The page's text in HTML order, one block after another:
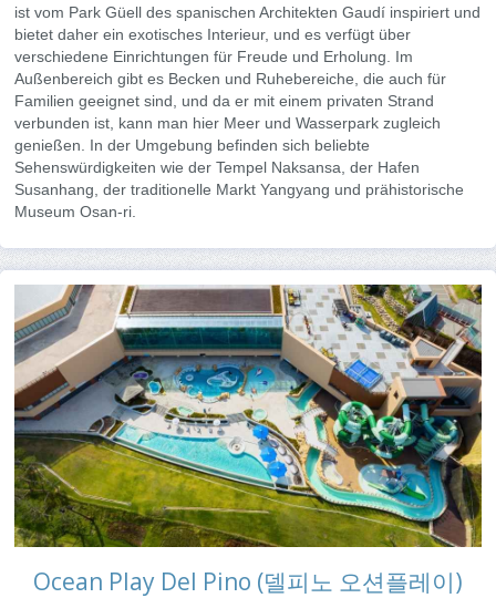
ist vom Park Güell des spanischen Architekten Gaudí inspiriert und
bietet daher ein exotisches Interieur, und es verfügt über
verschiedene Einrichtungen für Freude und Erholung. Im
Außenbereich gibt es Becken und Ruhebereiche, die auch für
Familien geeignet sind, und da er mit einem privaten Strand
verbunden ist, kann man hier Meer und Wasserpark zugleich
genießen. In der Umgebung befinden sich beliebte
Sehenswürdigkeiten wie der Tempel Naksansa, der Hafen
Susanhang, der traditionelle Markt Yangyang und prähistorische
Museum Osan-ri.
Ocean Play Del Pino (델피노 오션플레이)